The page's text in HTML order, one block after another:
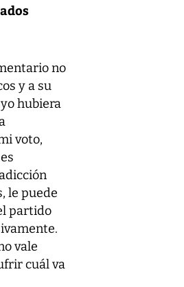
no
y a su
hubiera
voto,
le puede
partido
vale
cuál va